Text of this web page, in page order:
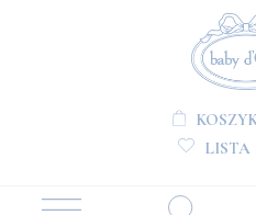
LISTA